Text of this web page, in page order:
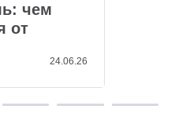
чем
от
24.06.26